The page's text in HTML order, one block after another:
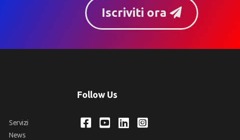
Iscriviti ora
Servizi
News
Follow Us